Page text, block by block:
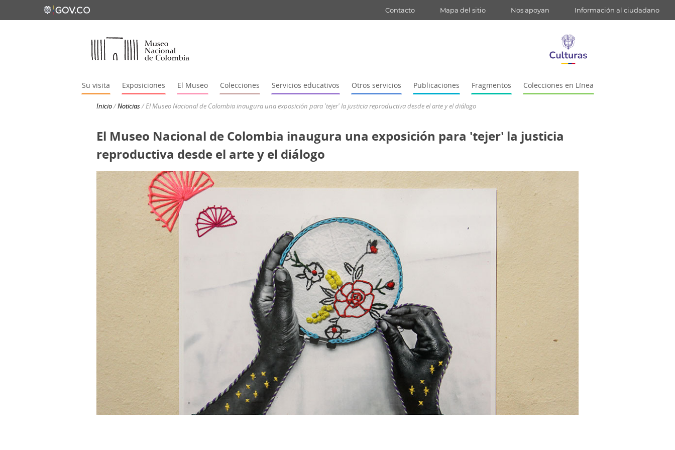
Contacto Mapa del sitio Nos apoyan Información al ciudadano
Su visita Exposiciones El Museo Colecciones Servicios educativos Otros servicios Publicaciones Fragmentos Colecciones en Línea
Inicio/Noticias/El Museo Nacional de Colombia inaugura una exposición para 'tejer' la justicia reproductiva desde el arte y el diálogo
El Museo Nacional de Colombia inaugura una exposición para 'tejer' la justicia
reproductiva desde el arte y el diálogo